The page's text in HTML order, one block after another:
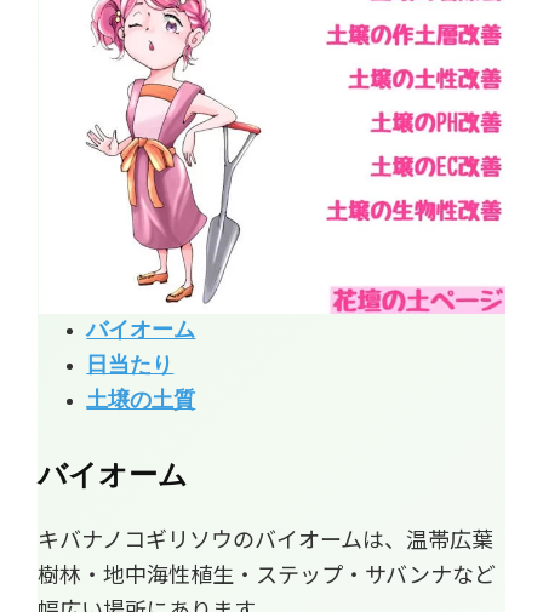
バイオーム
日当たり
土壌の土質
バイオーム
キバナノコギリソウのバイオームは、温帯広葉
樹林・地中海性植生・ステップ・サバンナなど